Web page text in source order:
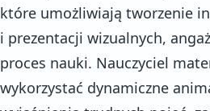
które umożliwiają tworzenie
i prezentacji wizualnych,
proces nauki. Nauczyciel
wykorzystać dynamiczne